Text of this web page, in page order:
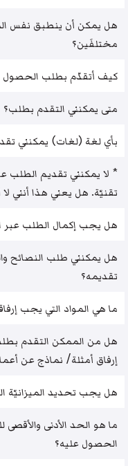
هل يمكن أن ينطبق نفس
مختلفَين؟
كيف أتقدّم بطلب الحصول
متى يمكنني التقدم بطلب؟
بأي لغة (لغات) يمكنني
* لا يمكنني تقديم الطلب
تقنيّة. هل يعني هذا أنني
هل يجب إكمال الطلب عبر
هل يمكنني طلب النصائح
تقديمه؟
ما هي المواد التي يجب
هل من الممكن التقدم
إرفاق أمثلة/ نماذج عن
هل يجب تحديد الميزانيّة
ما هو الحد الأدنى
الحصول عليه؟